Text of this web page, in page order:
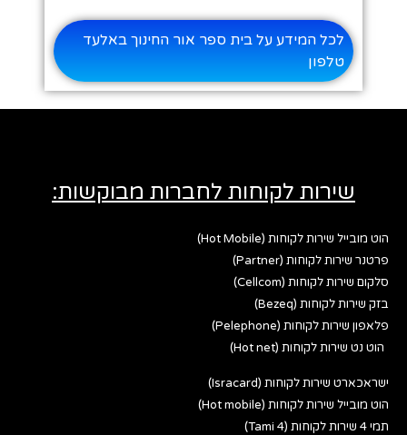
לכל המידע על בית ספר אור החינוך באלעד
טלפון
שירות לקוחות לחברות מבוקשות:
הוט מובייל שירות לקוחות (Hot Mobile)
פרטנר שירות לקוחות (Partner)
סלקום שירות לקוחות (Cellcom)
בזק שירות לקוחות (Bezeq)
פלאפון שירות לקוחות (Pelephone)
הוט נט שירות לקוחות (Hot net)
ישראכארט שירות לקוחות (Isracard)
הוט מובייל שירות לקוחות (Hot mobile)
תמי 4 שירות לקוחות (Tami 4)